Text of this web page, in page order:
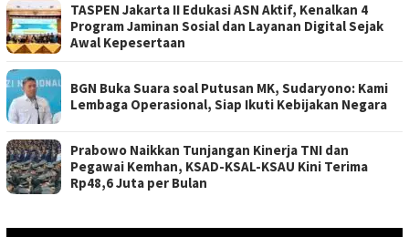
TASPEN Jakarta II Edukasi ASN Aktif, Kenalkan 4
Program Jaminan Sosial dan Layanan Digital Sejak
Awal Kepesertaan
BGN Buka Suara soal Putusan MK, Sudaryono: Kami
Lembaga Operasional, Siap Ikuti Kebijakan Negara
Prabowo Naikkan Tunjangan Kinerja TNI dan
Pegawai Kemhan, KSAD-KSAL-KSAU Kini Terima
Rp48,6 Juta per Bulan